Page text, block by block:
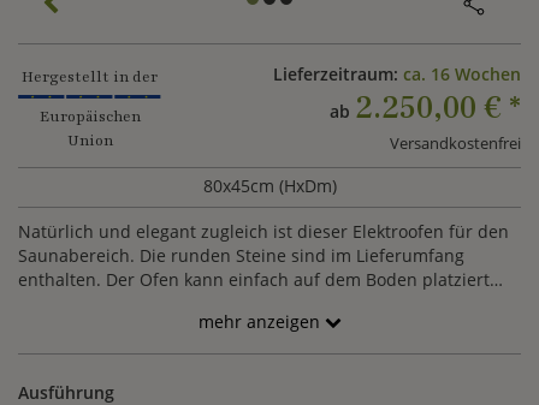
Hergestellt in der
Europäischen
Union
Lieferzeitraum: ca. 16 Wochen
ab 2.250,00 € *
Versandkostenfrei
80x45cm (HxDm)
Natürlich und elegant zugleich ist dieser Elektroofen für den
Saunabereich. Die runden Steine sind im Lieferumfang
enthalten. Der Ofen kann einfach auf dem Boden platziert
mehr anzeigen
Ausführung